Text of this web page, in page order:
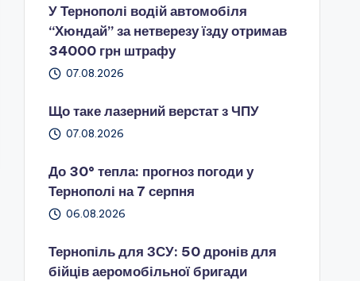
У Тернополі водій автомобіля
“Хюндай” за нетверезу їзду отримав
34000 грн штрафу
07.08.2026
Що таке лазерний верстат з ЧПУ
07.08.2026
До 30° тепла: прогноз погоди у
Тернополі на 7 серпня
06.08.2026
Тернопіль для ЗСУ: 50 дронів для
бійців аеромобільної бригади